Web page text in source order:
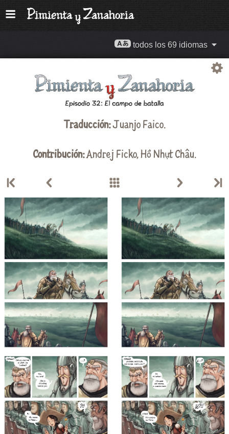
todos los 69 idiomas
Traducción:Juanjo Faico.
Contribución:Andrej Ficko,Hồ Nhựt Châu.